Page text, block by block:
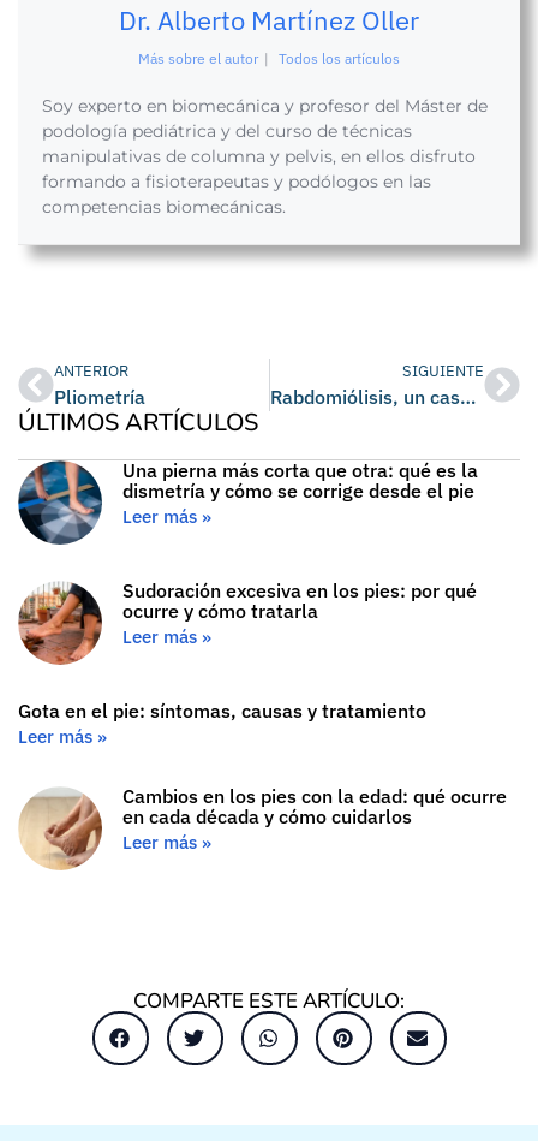
Dr. Alberto Martínez Oller
Más sobre el autor | Todos los artículos
Soy experto en biomecánica y profesor del Máster de
podología pediátrica y del curso de técnicas
manipulativas de columna y pelvis, en ellos disfruto
formando a fisioterapeutas y podólogos en las
competencias biomecánicas.
ANTERIOR
Pliometría
SIGUIENTE
Rabdomiólisis, un caso clínico
ÚLTIMOS ARTÍCULOS
Una pierna más corta que otra: qué es la
dismetría y cómo se corrige desde el pie
Leer más »
Sudoración excesiva en los pies: por qué
ocurre y cómo tratarla
Leer más »
Gota en el pie: síntomas, causas y tratamiento
Leer más »
Cambios en los pies con la edad: qué ocurre
en cada década y cómo cuidarlos
Leer más »
COMPARTE ESTE ARTÍCULO: